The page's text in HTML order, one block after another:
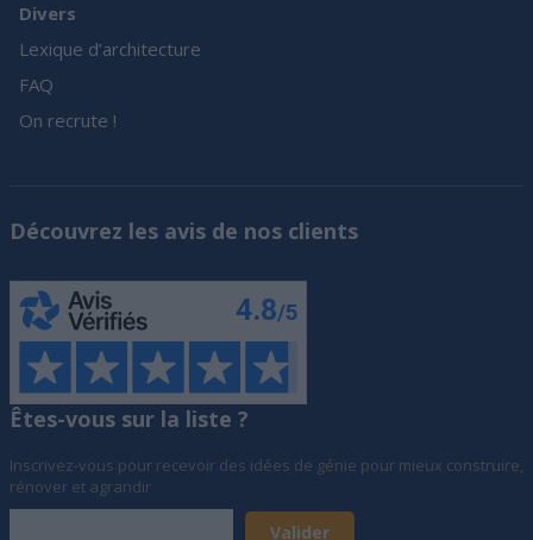
Divers
Lexique d’architecture
FAQ
On recrute !
Découvrez les avis de nos clients
Êtes-vous sur la liste ?
Inscrivez-vous pour recevoir des idées de génie pour mieux construire,
rénover et agrandir